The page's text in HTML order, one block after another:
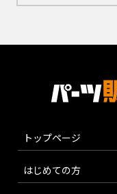
トップページ
はじめての方